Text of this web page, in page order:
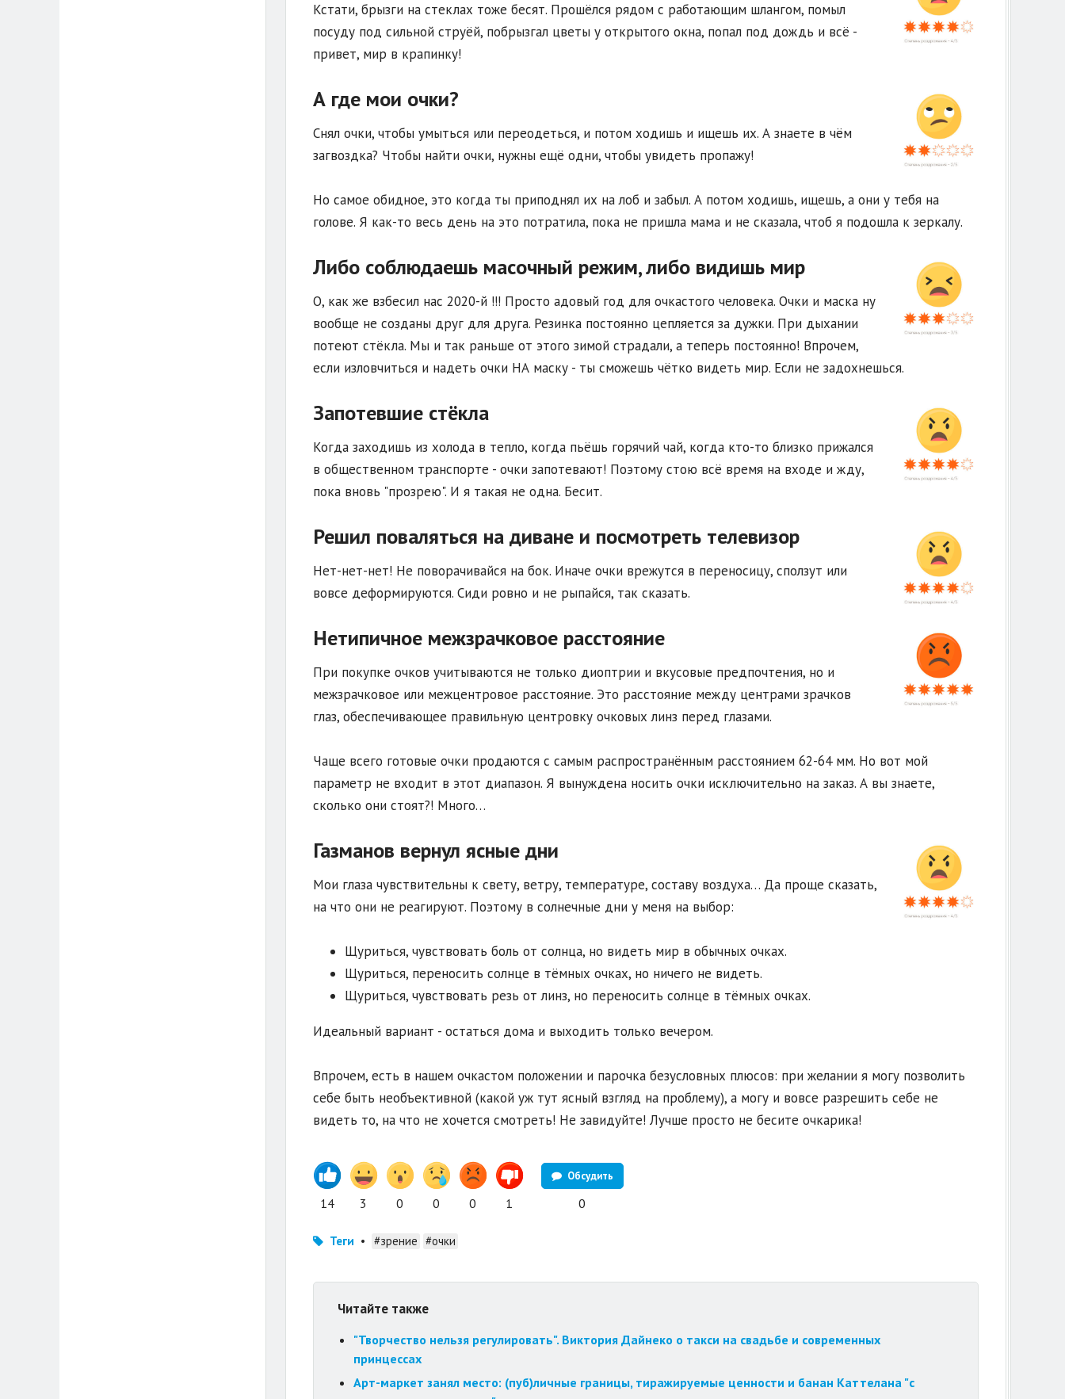
Кстати, брызги на стеклах тоже бесят. Прошёлся рядом с работающим шлангом, помыл
посуду под сильной струёй, побрызгал цветы у открытого окна, попал под дождь и всё -
привет, мир в крапинку!
А где мои очки?
Снял очки, чтобы умыться или переодеться, и потом ходишь и ищешь их. А знаете в чём
загвоздка? Чтобы найти очки, нужны ещё одни, чтобы увидеть пропажу!
Но самое обидное, это когда ты приподнял их на лоб и забыл. А потом ходишь, ищешь, а они у тебя на
голове. Я как-то весь день на это потратила, пока не пришла мама и не сказала, чтоб я подошла к зеркалу.
Либо соблюдаешь масочный режим, либо видишь мир
О, как же взбесил нас 2020-й !!! Просто адовый год для очкастого человека. Очки и маска ну
вообще не созданы друг для друга. Резинка постоянно цепляется за дужки. При дыхании
потеют стёкла. Мы и так раньше от этого зимой страдали, а теперь постоянно! Впрочем,
если изловчиться и надеть очки НА маску - ты сможешь чётко видеть мир. Если не задохнешься.
Запотевшие стёкла
Когда заходишь из холода в тепло, когда пьёшь горячий чай, когда кто-то близко прижался
в общественном транспорте - очки запотевают! Поэтому стою всё время на входе и жду,
пока вновь "прозрею". И я такая не одна. Бесит.
Решил поваляться на диване и посмотреть телевизор
Нет-нет-нет! Не поворачивайся на бок. Иначе очки врежутся в переносицу, сползут или
вовсе деформируются. Сиди ровно и не рыпайся, так сказать.
Нетипичное межзрачковое расстояние
При покупке очков учитываются не только диоптрии и вкусовые предпочтения, но и
межзрачковое или межцентровое расстояние. Это расстояние между центрами зрачков
глаз, обеспечивающее правильную центровку очковых линз перед глазами.
Чаще всего готовые очки продаются с самым распространённым расстоянием 62-64 мм. Но вот мой
параметр не входит в этот диапазон. Я вынуждена носить очки исключительно на заказ. А вы знаете,
сколько они стоят?! Много…
Газманов вернул ясные дни
Мои глаза чувствительны к свету, ветру, температуре, составу воздуха… Да проще сказать,
на что они не реагируют. Поэтому в солнечные дни у меня на выбор:
Щуриться, чувствовать боль от солнца, но видеть мир в обычных очках.
Щуриться, переносить солнце в тёмных очках, но ничего не видеть.
Щуриться, чувствовать резь от линз, но переносить солнце в тёмных очках.
Идеальный вариант - остаться дома и выходить только вечером.
Впрочем, есть в нашем очкастом положении и парочка безусловных плюсов: при желании я могу позволить
себе быть необъективной (какой уж тут ясный взгляд на проблему), а могу и вовсе разрешить себе не
видеть то, на что не хочется смотреть! Не завидуйте! Лучше просто не бесите очкарика!
14 3 0 0 0 1
Обсудить
0
Теги • #зрение #очки
Читайте также
"Творчество нельзя регулировать". Виктория Дайнеко о такси на свадьбе и современных
принцессах
Арт-маркет занял место: (пуб)личные границы, тиражируемые ценности и банан Каттелана "с